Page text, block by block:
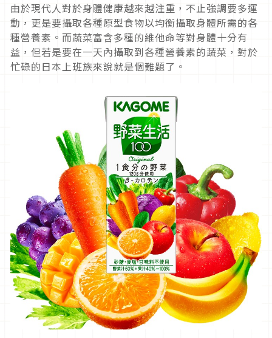
由於現代人對於身體健康越來越注重，不止強調要多運
動，更是要攝取各種原型食物以均衡攝取身體所需的各
種營養素。而蔬菜富含多種的維他命等對身體十分有
益，但若是要在一天內攝取到各種營養素的蔬菜，對於
忙碌的日本上班族來說就是個難題了。